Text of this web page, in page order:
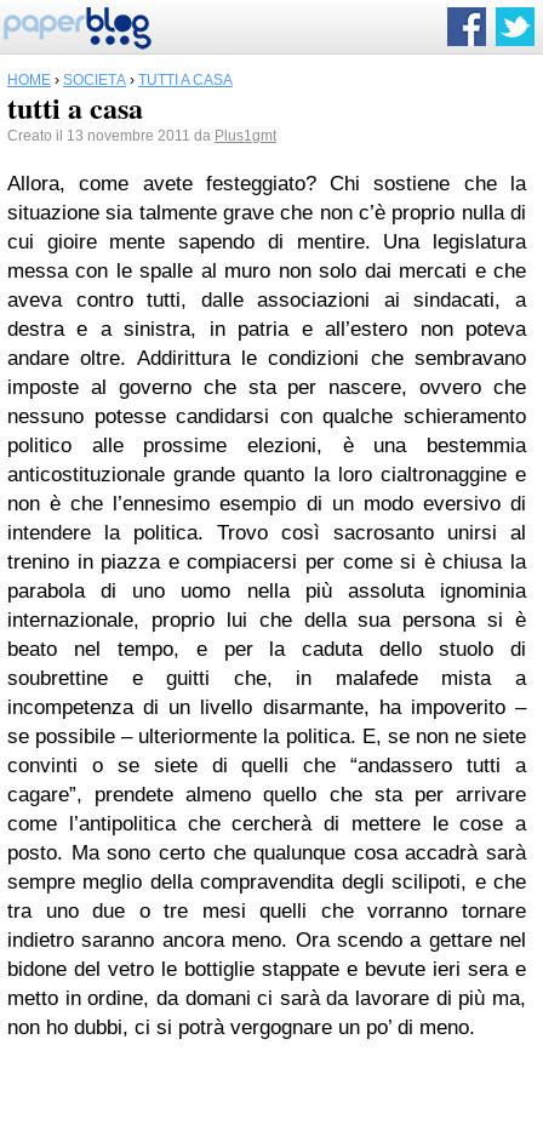
HOME › SOCIETÀ › TUTTI A CASA
tutti a casa
Creato il 13 novembre 2011 da Plus1gmt
Allora, come avete festeggiato? Chi sostiene che la
situazione sia talmente grave che non c’è proprio nulla di
cui gioire mente sapendo di mentire. Una legislatura
messa con le spalle al muro non solo dai mercati e che
aveva contro tutti, dalle associazioni ai sindacati, a
destra e a sinistra, in patria e all’estero non poteva
andare oltre. Addirittura le condizioni che sembravano
imposte al governo che sta per nascere, ovvero che
nessuno potesse candidarsi con qualche schieramento
politico alle prossime elezioni, è una bestemmia
anticostituzionale grande quanto la loro cialtronaggine e
non è che l’ennesimo esempio di un modo eversivo di
intendere la politica. Trovo così sacrosanto unirsi al
trenino in piazza e compiacersi per come si è chiusa la
parabola di uno uomo nella più assoluta ignominia
internazionale, proprio lui che della sua persona si è
beato nel tempo, e per la caduta dello stuolo di
soubrettine e guitti che, in malafede mista a
incompetenza di un livello disarmante, ha impoverito –
se possibile – ulteriormente la politica. E, se non ne siete
convinti o se siete di quelli che “andassero tutti a
cagare”, prendete almeno quello che sta per arrivare
come l’antipolitica che cercherà di mettere le cose a
posto. Ma sono certo che qualunque cosa accadrà sarà
sempre meglio della compravendita degli scilipoti, e che
tra uno due o tre mesi quelli che vorranno tornare
indietro saranno ancora meno. Ora scendo a gettare nel
bidone del vetro le bottiglie stappate e bevute ieri sera e
metto in ordine, da domani ci sarà da lavorare di più ma,
non ho dubbi, ci si potrà vergognare un po’ di meno.